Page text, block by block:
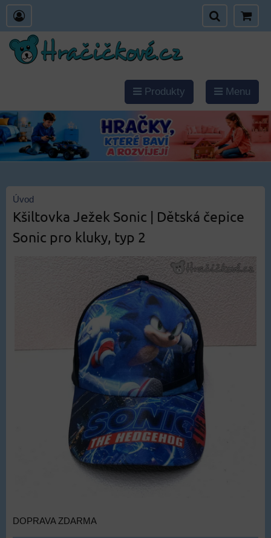
Produkty Menu
Úvod
Kšiltovka Ježek Sonic | Dětská čepice
Sonic pro kluky, typ 2
DOPRAVA ZDARMA